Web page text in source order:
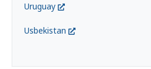
Uruguay
Usbekistan